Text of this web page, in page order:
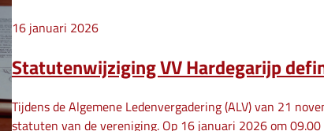
16 januari 2026
Statutenwijziging VV Hardegarijp
Tijdens de Algemene Ledenvergadering (ALV) van 21
statuten van de vereniging. Op 16 januari 2026 om